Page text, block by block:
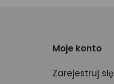
Moje konto
Zarejestruj się